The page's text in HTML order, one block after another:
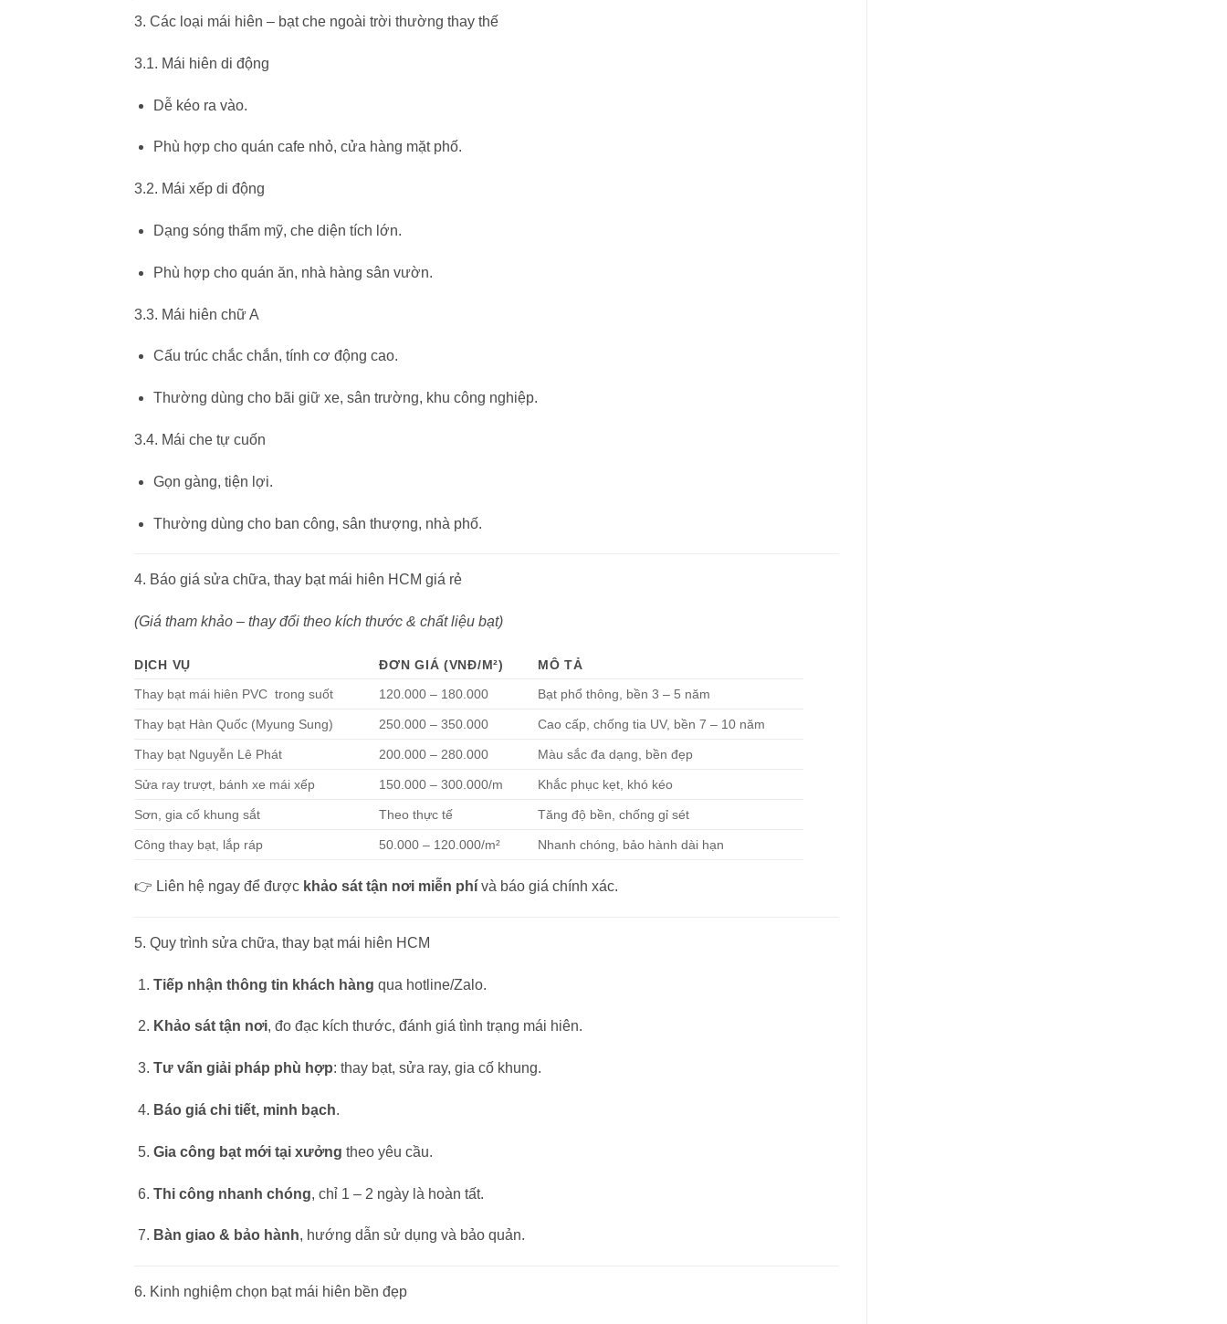
3. Các loại mái hiên – bạt che ngoài trời thường thay thế
3.1. Mái hiên di động
Dễ kéo ra vào.
Phù hợp cho quán cafe nhỏ, cửa hàng mặt phố.
3.2. Mái xếp di động
Dạng sóng thẩm mỹ, che diện tích lớn.
Phù hợp cho quán ăn, nhà hàng sân vườn.
3.3. Mái hiên chữ A
Cấu trúc chắc chắn, tính cơ động cao.
Thường dùng cho bãi giữ xe, sân trường, khu công nghiệp.
3.4. Mái che tự cuốn
Gọn gàng, tiện lợi.
Thường dùng cho ban công, sân thượng, nhà phố.
4. Báo giá sửa chữa, thay bạt mái hiên HCM giá rẻ
(Giá tham khảo – thay đổi theo kích thước & chất liệu bạt)
DỊCH VỤ ĐƠN GIÁ (VNĐ/M²)
MÔ TẢ
Thay bạt mái hiên PVC trong suốt
120.000 – 180.000 Bạt phổ thông, bền 3 – 5 năm
Thay bạt Hàn Quốc (Myung Sung) 250.000 – 350.000 Cao cấp, chống tia UV, bền 7 – 10 năm
Thay bạt Nguyễn Lê Phát 200.000 – 280.000 Màu sắc đa dạng, bền đẹp
Sửa ray trượt, bánh xe mái xếp 150.000 – 300.000/m Khắc phục kẹt, khó kéo
Sơn, gia cố khung sắt Theo thực tế Tăng độ bền, chống gỉ sét
Công thay bạt, lắp ráp 50.000 – 120.000/m² Nhanh chóng, bảo hành dài hạn
👉 Liên hệ ngay để được khảo sát tận nơi miễn phí và báo giá chính xác.
5. Quy trình sửa chữa, thay bạt mái hiên HCM
Tiếp nhận thông tin khách hàng qua hotline/Zalo.
Khảo sát tận nơi, đo đạc kích thước, đánh giá tình trạng mái hiên.
Tư vấn giải pháp phù hợp: thay bạt, sửa ray, gia cố khung.
Báo giá chi tiết, minh bạch.
Gia công bạt mới tại xưởng theo yêu cầu.
Thi công nhanh chóng, chỉ 1 – 2 ngày là hoàn tất.
Bàn giao & bảo hành, hướng dẫn sử dụng và bảo quản.
6. Kinh nghiệm chọn bạt mái hiên bền đẹp